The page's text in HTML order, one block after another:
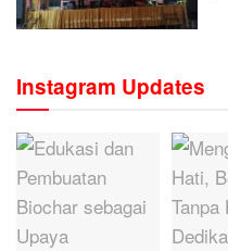
Instagram Updates